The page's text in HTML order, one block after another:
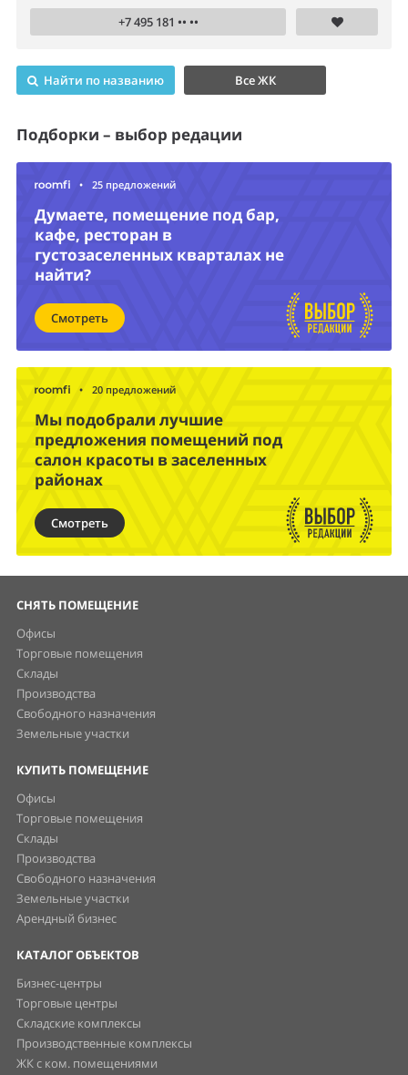
+7 495 181 •• ••
Найти по названию Все ЖК
Подборки – выбор редации
• 25 предложений
Думаете, помещение под бар,
кафе, ресторан в
густозаселенных кварталах не
найти?
Смотреть
• 20 предложений
Мы подобрали лучшие
предложения помещений под
салон красоты в заселенных
районах
Смотреть
СНЯТЬ ПОМЕЩЕНИЕ
Офисы
Торговые помещения
Склады
Производства
Свободного назначения
Земельные участки
КУПИТЬ ПОМЕЩЕНИЕ
Офисы
Торговые помещения
Склады
Производства
Свободного назначения
Земельные участки
Арендный бизнес
КАТАЛОГ ОБЪЕКТОВ
Бизнес-центры
Торговые центры
Складские комплексы
Производственные комплексы
ЖК с ком. помещениями